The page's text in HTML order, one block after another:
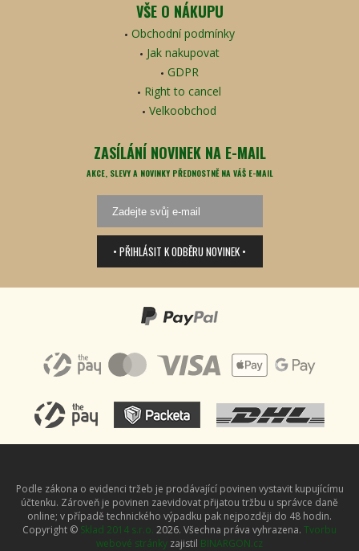
VŠE O NÁKUPU
Obchodní podmínky
Jak nakupovat
GDPR
Right to cancel
Velkoobchod
ZASÍLÁNÍ NOVINEK NA E-MAIL
AKCE, SLEVY A NOVINKY PŘEDNOSTNĚ NA VÁŠ E-MAIL
• PŘIHLÁSIT K ODBĚRU NOVINEK •
Podle zákona o evidenci tržeb je prodávající povinen vystavit kupujícímu
účtenku. Zároveň je povinen zaevidovat přijatou tržbu u správce daně
online; v případě technického výpadku pak nejpozději do 48 hodin.
Copyright © Sklad 2014 s.r.o. 2026. Všechna práva vyhrazena. Tvorbu
webové stránky zajistil BINARGON.cz